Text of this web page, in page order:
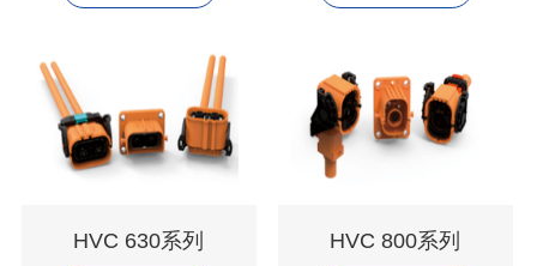
HVC 630系列 HVC 800系列